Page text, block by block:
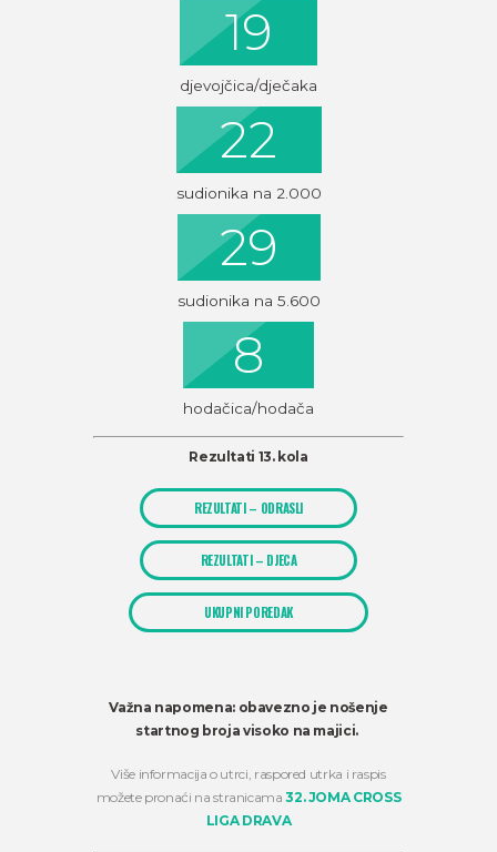
19
djevojčica/dječaka
22
sudionika na 2.000
29
sudionika na 5.600
8
hodačica/hodača
Rezultati 13. kola
REZULTATI – ODRASLI
REZULTATI – DJECA
UKUPNI POREDAK
Važna napomena: obavezno je nošenje
startnog broja visoko na majici.
Više informacija o utrci, raspored utrka i raspis
možete pronaći na stranicama32. JOMA CROSS
LIGA DRAVA